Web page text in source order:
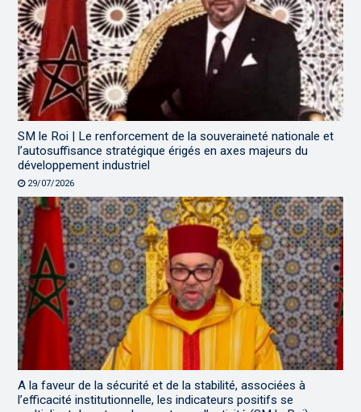
SM le Roi | Le renforcement de la souveraineté nationale et
l’autosuffisance stratégique érigés en axes majeurs du
développement industriel
29/07/2026
A la faveur de la sécurité et de la stabilité, associées à
l’efficacité institutionnelle, les indicateurs positifs se